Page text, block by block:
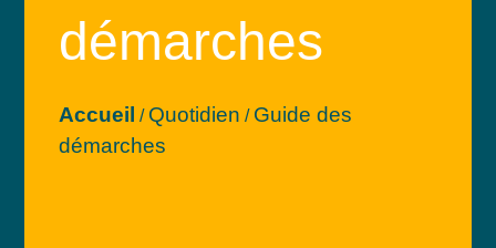
démarches
Accueil / Quotidien / Guide des
démarches